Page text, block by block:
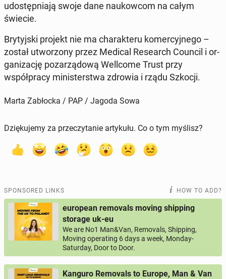
udostęp­ni­a­ją swoje dane naukow­com na całym
świecie.
Bry­tyjs­ki projekt nie ma charak­teru komer­cyjnego –
został ut­wor­zony przez Medical Re­search Council i or­
ga­ni­za­cję pozarzą­dową Well­come Trust przy
współpra­cy min­is­terst­wa zdrowia i rządu Szkocji.
Marta Zabłocka / PAP / Jagoda Sowa
Dziękujemy za przeczytanie artykułu. Co o tym myślisz?
SPONSORED LINKS HOW TO ADD?
european removals moving shipping
storage uk-eu
We are No1 Man&Van, Removals, Shipping,
Moving operating 6 days a week, Monday-
Saturday, Door to Door.
Kanguro Removals to Europe, Man & Van